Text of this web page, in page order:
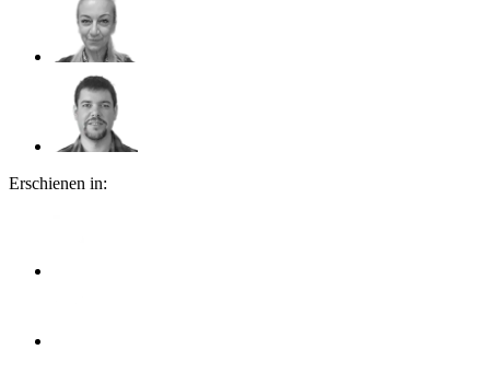
Erschienen in: